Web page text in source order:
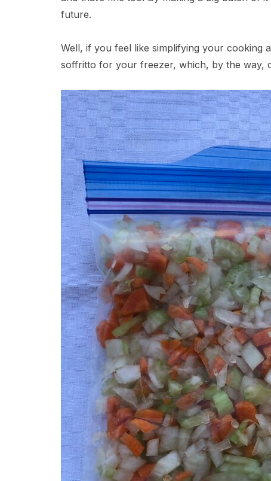
future.
Well, if you feel like simplifying your cooking
soffritto for your freezer, which, by the way,